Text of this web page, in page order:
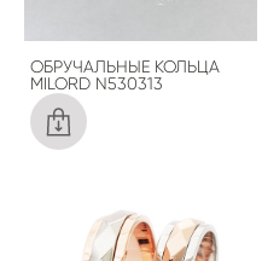
ОБРУЧАЛЬНЫЕ КОЛЬЦА
MILORD N530313